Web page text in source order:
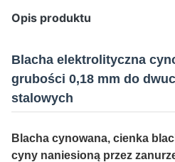
Opis produktu
Blacha elektrolityczna
grubości 0,18 mm do
stalowych
Blacha cynowana, cienka
cyny naniesioną przez